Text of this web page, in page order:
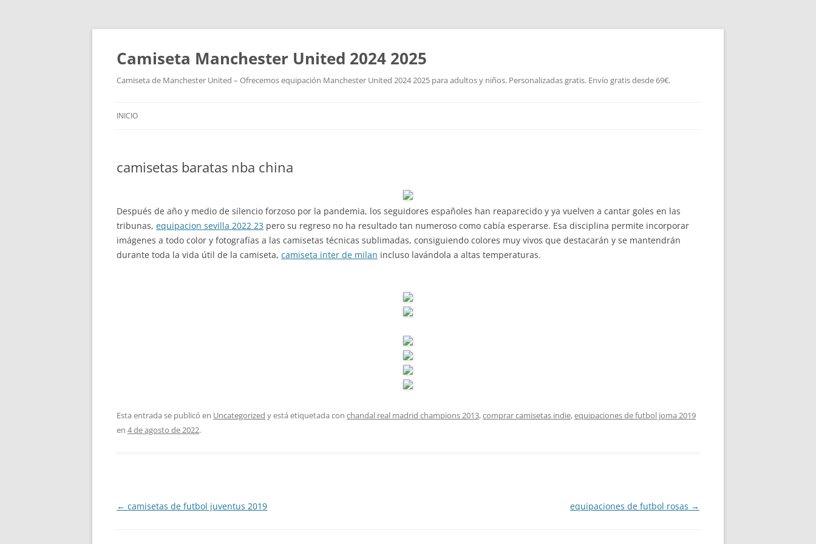
Camiseta Manchester United 2024 2025
Camiseta de Manchester United – Ofrecemos equipación Manchester United 2024 2025 para adultos y niños. Personalizadas gratis. Envío gratis desde 69€.
INICIO
camisetas baratas nba china
Después de año y medio de silencio forzoso por la pandemia, los seguidores españoles han reaparecido y ya vuelven a cantar goles en las
tribunas, equipacion sevilla 2022 23 pero su regreso no ha resultado tan numeroso como cabía esperarse. Esa disciplina permite incorporar
imágenes a todo color y fotografías a las camisetas técnicas sublimadas, consiguiendo colores muy vivos que destacarán y se mantendrán
durante toda la vida útil de la camiseta, camiseta inter de milan incluso lavándola a altas temperaturas.
Esta entrada se publicó en Uncategorized y está etiquetada con chandal real madrid champions 2013,comprar camisetas indie,equipaciones de futbol joma 2019
en 4 de agosto de 2022.
Navegación
← camisetas de futbol juventus 2019 equipaciones de futbol rosas →